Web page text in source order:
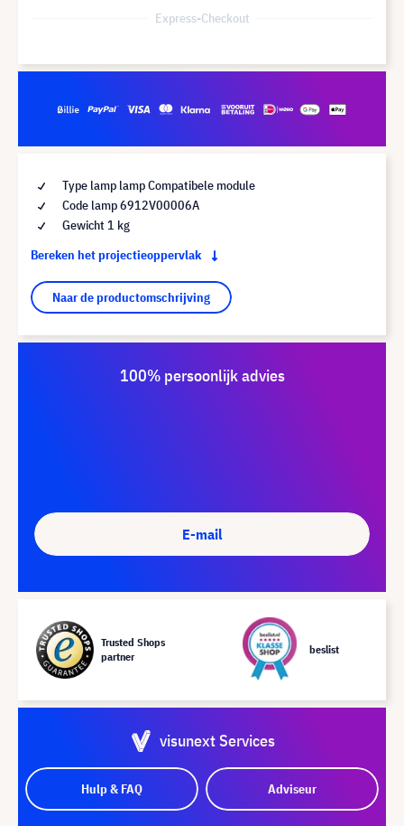
Express-Checkout
Type lamp lamp Compatibele module
Code lamp 6912V00006A
Gewicht 1 kg
Bereken het projectieoppervlak
Naar de productomschrijving
100% persoonlijk advies
E-mail
Trusted Shops
partner
beslist
visunext Services
Hulp & FAQ Adviseur